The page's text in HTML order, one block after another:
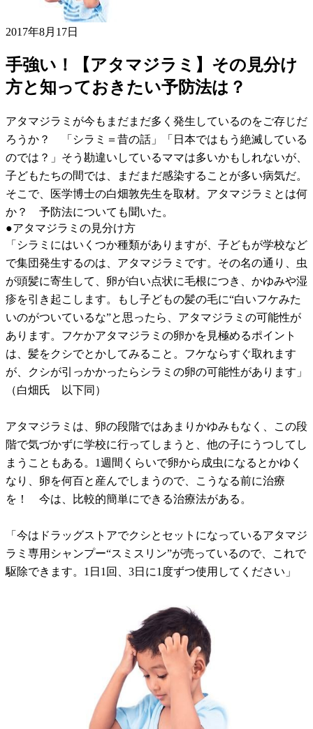
2017年8月17日
手強い！【アタマジラミ】その見分け
方と知っておきたい予防法は？
アタマジラミが今もまだまだ多く発生しているのをご存じだ
ろうか？ 「シラミ＝昔の話」「日本ではもう絶滅している
のでは？」そう勘違いしているママは多いかもしれないが、
子どもたちの間では、まだまだ感染することが多い病気だ。
そこで、医学博士の白畑敦先生を取材。アタマジラミとは何
か？ 予防法についても聞いた。
●アタマジラミの見分け方
「シラミにはいくつか種類がありますが、子どもが学校など
で集団発生するのは、アタマジラミです。その名の通り、虫
が頭髪に寄生して、卵が白い点状に毛根につき、かゆみや湿
疹を引き起こします。もし子どもの髪の毛に“白いフケみた
いのがついているな”と思ったら、アタマジラミの可能性が
あります。フケかアタマジラミの卵かを見極めるポイント
は、髪をクシでとかしてみること。フケならすぐ取れます
が、クシが引っかかったらシラミの卵の可能性があります」
（白畑氏 以下同）
アタマジラミは、卵の段階ではあまりかゆみもなく、この段
階で気づかずに学校に行ってしまうと、他の子にうつしてし
まうこともある。1週間くらいで卵から成虫になるとかゆく
なり、卵を何百と産んでしまうので、こうなる前に治療
を！ 今は、比較的簡単にできる治療法がある。
「今はドラッグストアでクシとセットになっているアタマジ
ラミ専用シャンプー“スミスリン”が売っているので、これで
駆除できます。1日1回、3日に1度ずつ使用してください」